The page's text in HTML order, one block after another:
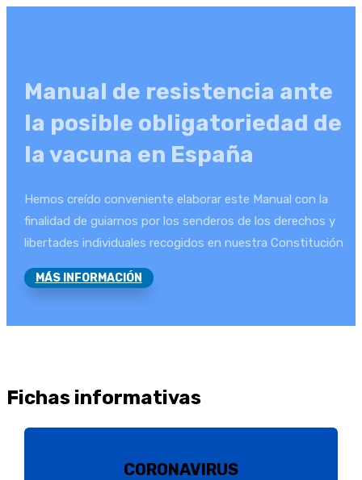
Manual de resistencia ante
la posible obligatoriedad de
la vacuna en España
Hemos creído conveniente elaborar este Manual con la
finalidad de guiarnos por los senderos de los derechos y
libertades individuales recogidos en nuestra Constitución
MÁS INFORMACIÓN
Fichas informativas
CORONAVIRUS